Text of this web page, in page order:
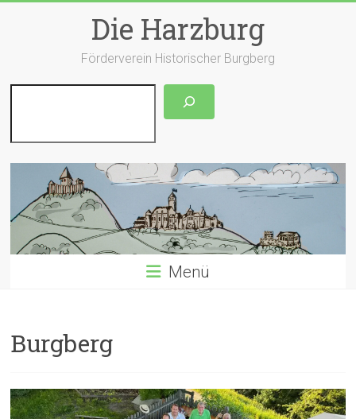
Die Harzburg
Förderverein Historischer Burgberg
Menü
Burgberg